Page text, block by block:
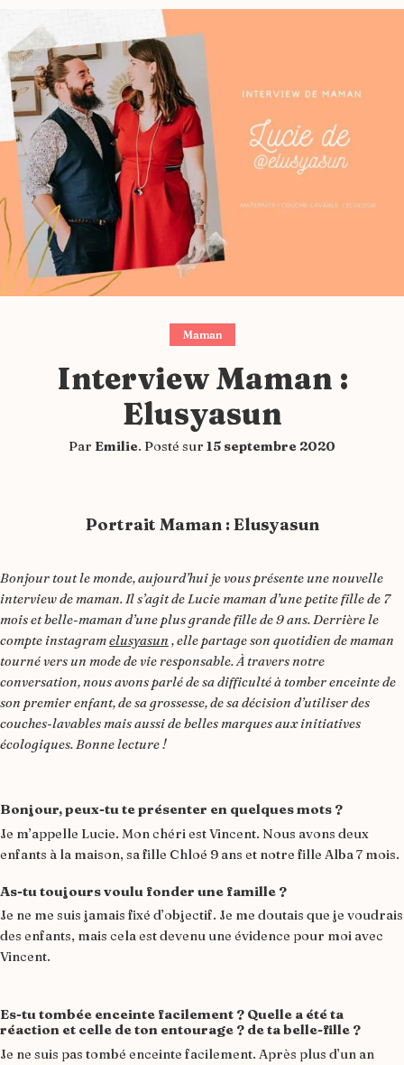
Maman
Interview Maman :
Elusyasun
Par Emilie. Posté sur 15 septembre 2020
Portrait Maman : Elusyasun
Bonjour tout le monde, aujourd’hui je vous présente une nouvelle
interview de maman. Il s’agit de Luciemaman d’une petite fille de 7
mois et belle-maman d’une plus grande fille de 9 ans. Derrière le
compte instagramelusyasun , elle partage son quotidien de maman
tourné vers un mode de vie responsable. À travers notre
conversation, nous avons parlé de sa difficulté à tomber enceinte de
son premier enfant, de sa grossesse, de sa décision d’utiliser des
couches-lavables mais aussi de belles marques aux initiatives
écologiques. Bonne lecture !
Bonjour, peux-tu te présenter en quelques mots ?
Je m’appelle Lucie. Mon chéri est Vincent. Nous avons deux
enfants à la maison, sa fille Chloé 9 ans et notre fille Alba 7 mois.
As-tu toujours voulu fonder une famille ?
Je ne me suis jamais fixé d’objectif. Je me doutais que je voudrais
des enfants, mais cela est devenu une évidence pour moi avec
Vincent.
Es-tu tombée enceinte facilement ? Quelle a été ta
réaction et celle de ton entourage ? de ta belle-fille ?
Je ne suis pas tombé enceinte facilement. Après plus d’un an